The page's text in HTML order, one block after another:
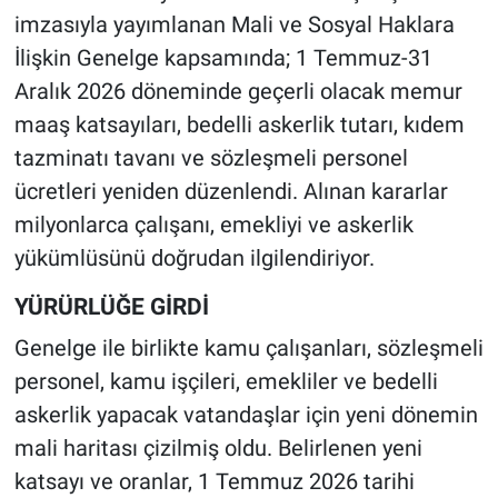
imzasıyla yayımlanan Mali ve Sosyal Haklara
İlişkin Genelge kapsamında; 1 Temmuz-31
Aralık 2026 döneminde geçerli olacak memur
maaş katsayıları, bedelli askerlik tutarı, kıdem
tazminatı tavanı ve sözleşmeli personel
ücretleri yeniden düzenlendi. Alınan kararlar
milyonlarca çalışanı, emekliyi ve askerlik
yükümlüsünü doğrudan ilgilendiriyor.
YÜRÜRLÜĞE GİRDİ
Genelge ile birlikte kamu çalışanları, sözleşmeli
personel, kamu işçileri, emekliler ve bedelli
askerlik yapacak vatandaşlar için yeni dönemin
mali haritası çizilmiş oldu. Belirlenen yeni
katsayı ve oranlar, 1 Temmuz 2026 tarihi